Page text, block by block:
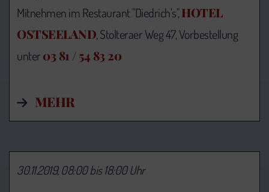
Mitnehmen im Restaurant "Diedrich's",HOTEL
OSTSEELAND, Stolteraer Weg 47, Vorbestellung
unter03 81 / 54 83 20
MEHR
30.11.2019, 08:00 bis 18:00 Uhr